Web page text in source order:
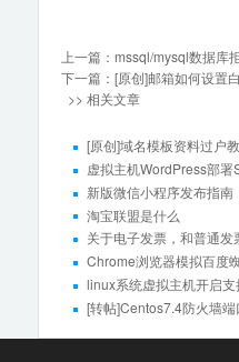
上一篇： mssql/mysql数据库
下一篇： [原创]邮箱如何设置
>> 相关文章
[原创]域名模板资料过户
虚拟主机WordPress部
新版微信小程序发布指南
淘宝联盟是什么
关于电子发票，和普通
Chrome浏览器模拟百度
linux系统虚拟主机开启
[转帖]Centos7.4防火墙